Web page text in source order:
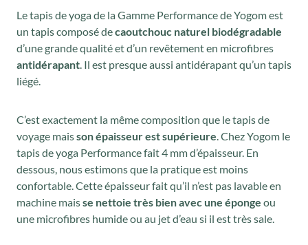
Le tapis de yoga de la Gamme Performance de Yogom est
un tapis composé decaoutchouc naturel biodégradable
d’une grande qualité et d’un revêtement en microfibres
antidérapant. Il est presque aussi antidérapant qu’un tapis
liégé.
C’est exactement la même composition que le tapis de
voyage maisson épaisseur est supérieure. Chez Yogom le
tapis de yoga Performance fait 4 mm d’épaisseur. En
dessous, nous estimons que la pratique est moins
confortable. Cette épaisseur fait qu’il n’est pas lavable en
machine maisse nettoie très bien avec une éponge ou
une microfibres humide ou au jet d’eau si il est très sale.